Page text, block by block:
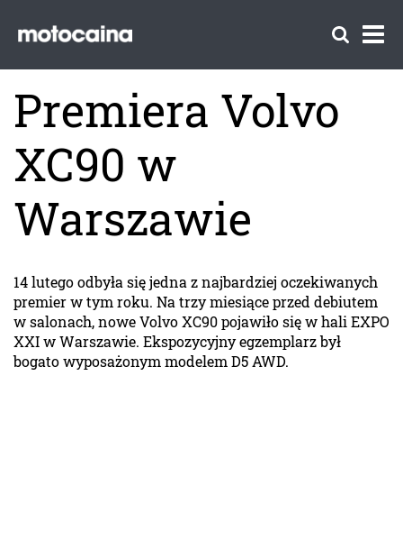
Premiera Volvo
XC90 w
Warszawie
14 lutego odbyła się jedna z najbardziej oczekiwanych
premier w tym roku. Na trzy miesiące przed debiutem
w salonach, nowe Volvo XC90 pojawiło się w hali EXPO
XXI w Warszawie. Ekspozycyjny egzemplarz był
bogato wyposażonym modelem D5 AWD.